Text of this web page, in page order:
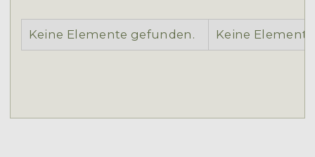
Keine Elemente gefunden. Keine